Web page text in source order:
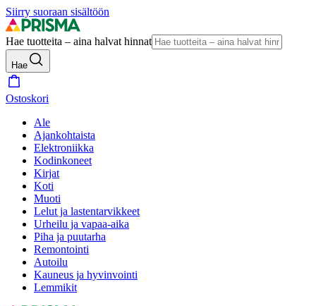
Siirry suoraan sisältöön
Hae tuotteita – aina halvat hinnat
Hae
Ostoskori
Ale
Ajankohtaista
Elektroniikka
Kodinkoneet
Kirjat
Koti
Muoti
Lelut ja lastentarvikkeet
Urheilu ja vapaa-aika
Piha ja puutarha
Remontointi
Autoilu
Kauneus ja hyvinvointi
Lemmikit